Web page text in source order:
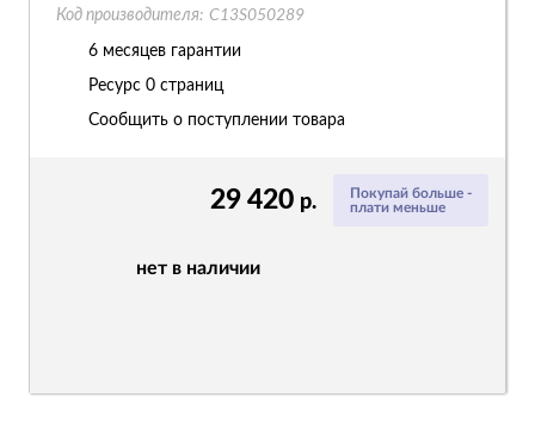
Покупай больше -
плати меньше
29 420 р.
нет в наличии
Код производителя: C13S050289
6 месяцев гарантии
Ресурс 0 страниц
Сообщить о поступлении товара